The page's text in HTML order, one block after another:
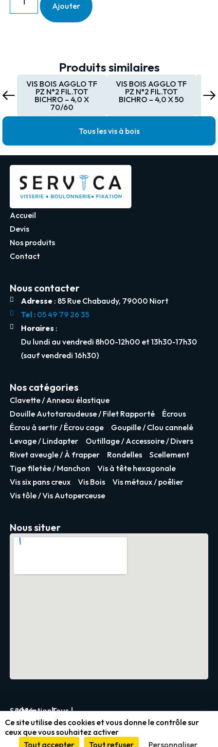
Ajouter
Produits similaires
VIS BOIS AGGLO TF
PZ N°2 FIL.TOT
BICHRO – 4,0 X
70/60
VIS BOIS AGGLO TF
PZ N°2 FIL.TOT
BICHRO – 4,0 X 50
Tous les vis à bois
Accueil
Devis
Nos produits
Contact
Nous contacter
Adresse : 85 Rue Chabaudy, 79000 Niort
Tel :05 49 79 26 35
Horaires :
Du lundi au vendredi 8h00-12h00 et 13h30-17h30
(sauf vendredi 16h30)
Nos catégories
Clavette / Anneau élastique
Douille Autotaraudeuse / Filet Rapporté
Écrous
Écrou à sertir / Écrou cage
Goupille / Clou cannelé
Levage / Lindapter
Outillage / Accessoire / Divers
Rivet aveugle / À frapper
Rondelles
Scellement
Tige filetée / Manchon
Vis à tête hexagonale
Vis six pans creux
Vis Bois
Vis métaux / poêlier
Vis tôle / Vis Autoperceuse
Nous situer
Servica
2026
|Mentions
légales
et
|Tous
droits
réservés
|
Ce site utilise des cookies et vous donne le contrôle sur
ceux que vous souhaitez activer
Tout accepter
Tout refuser Personnaliser